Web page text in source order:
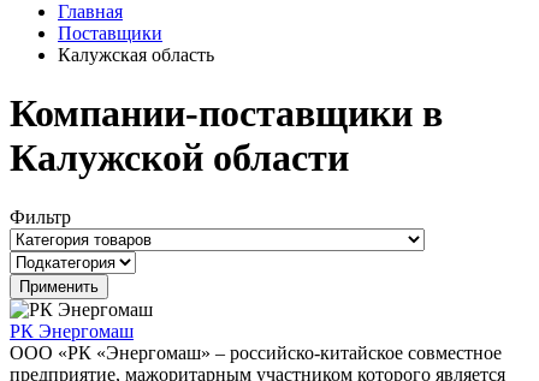
Главная
Поставщики
Калужская область
Компании-поставщики в
Калужской области
Фильтр
РК Энергомаш
ООО «РК «Энергомаш» – российско-китайское совместное
предприятие, мажоритарным участником которого является